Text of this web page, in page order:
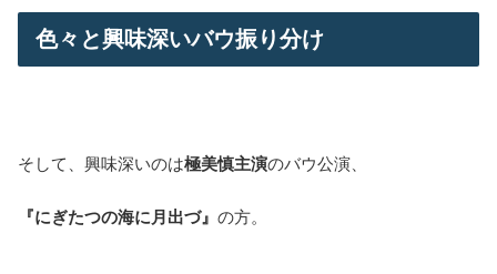
色々と興味深いバウ振り分け
そして、興味深いのは極美慎主演のバウ公演、
『にぎたつの海に月出づ』 の方。